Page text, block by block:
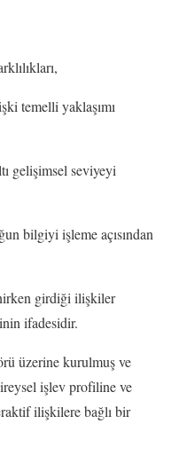
temelli yaklaşımı
gelişimsel seviyeyi
bilgiyi işleme açısından
girdiği ilişkiler
ifadesidir.
üzerine kurulmuş ve
işlev profiline ve
ilişkilere bağlı bir